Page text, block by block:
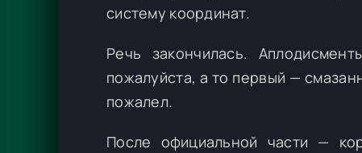
систему координат.
Речь закончилась.
пожалуйста, а то первый —
пожалел.
После официальной части —